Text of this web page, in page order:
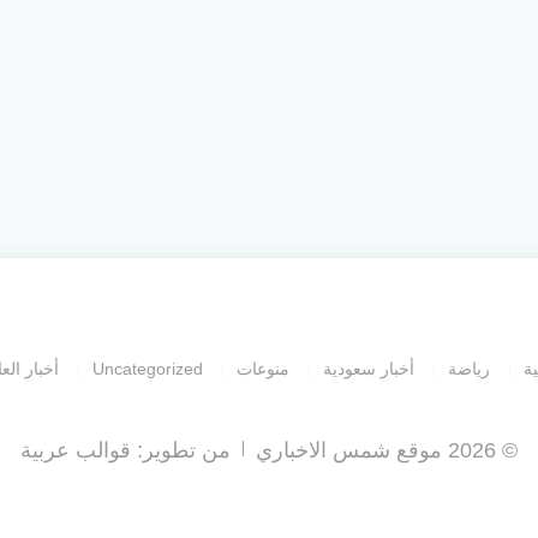
رياضة أخبار سعودية منوعات Uncategorized أخبار
© 2026 موقع شمس الاخباري من تطوير: قوالب عربية